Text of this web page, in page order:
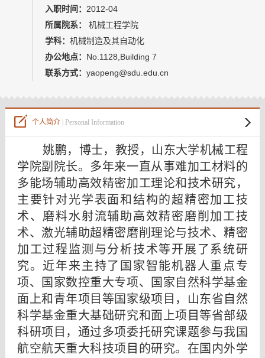
入职时间： 2012-04
所属院系：
机械工程学院
学科： 机械制造及其自动化
办公地点： No.1128,Building 7
联系方式： yaopeng@sdu.edu.cn
个人简介| Personal Information
姚鹏，博士，教授，山东大学机械工程
学院副院长。多年来一直从事难加工材料的
多能场辅助高效精密加工理论和技术研究，
主要针对光学表面和结构的超精密加工技
术、磨料水射流辅助高效精密磨削加工技
术、激光辅助超精密磨削理论与技术、精密
加工过程监测与分析技术等开展了系统研
究。近年来主持了国家智能机器人重点专
项、国家数控重大专项、国家自然科学基金
面上和青年项目等国家级项目，山东省自然
科学基金重大基础研究和面上项目等省部级
科研项目，通过多项委托研究课题参与我国
航空航天重大科技项目的研究。在国内外学